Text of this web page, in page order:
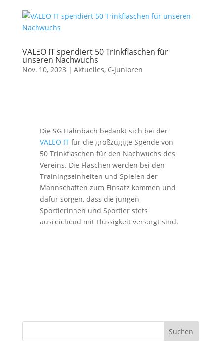
VALEO IT spendiert 50 Trinkflaschen für
unseren Nachwuchs
Nov. 10, 2023 | Aktuelles, C-Junioren
Die SG Hahnbach bedankt sich bei der
VALEO ITfür die großzügige Spende von
50 Trinkflaschen für den Nachwuchs des
Vereins. Die Flaschen werden bei den
Trainingseinheiten und Spielen der
Mannschaften zum Einsatz kommen und
dafür sorgen, dass die jungen
Sportlerinnen und Sportler stets
ausreichend mit Flüssigkeit versorgt sind.
Suchen